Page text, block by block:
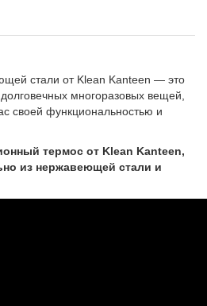
стали от Klean Kanteen — это
многоразовых вещей,
своей функциональностью и
термос от Klean Kanteen,
из нержавеющей стали и